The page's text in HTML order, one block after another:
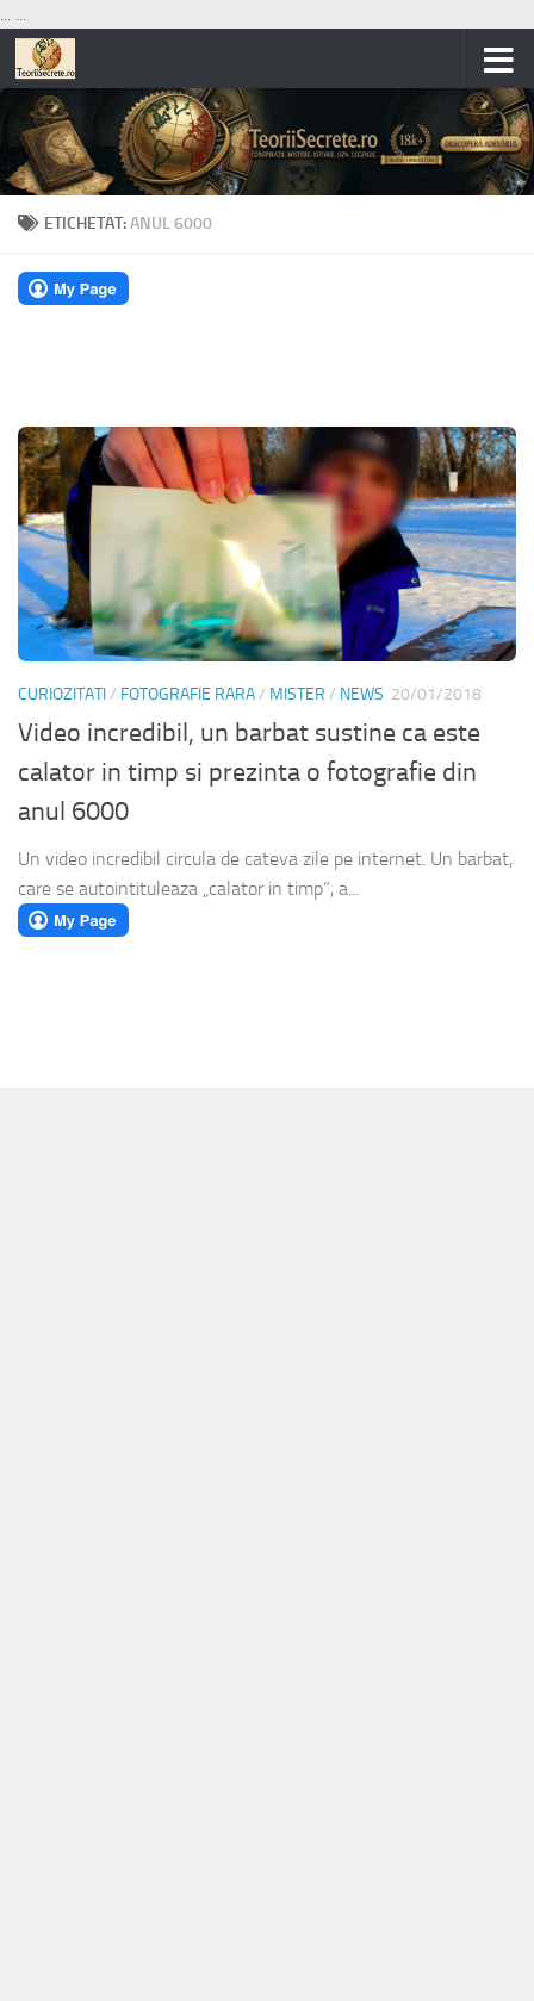
... ...
Skip to content
ETICHETAT:ANUL 6000
CURIOZITATI/ FOTOGRAFIE RARA/ MISTER / NEWS 20/01/2018
Video incredibil, un barbat sustine ca este
calator in timp si prezinta o fotografie din
anul 6000
Un video incredibil circula de cateva zile pe internet. Un barbat,
care se autointituleaza „calator in timp”, a...